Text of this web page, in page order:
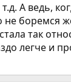
А ведь,
не боремся
так
легче и